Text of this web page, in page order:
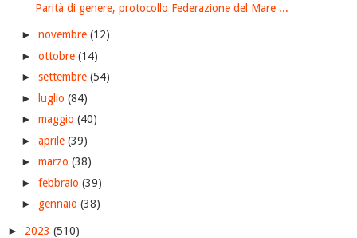
Parità di genere, protocollo Federazione del Mare ...
► novembre (12)
► ottobre (14)
► settembre (54)
► luglio (84)
► maggio (40)
► aprile (39)
► marzo (38)
► febbraio (39)
► gennaio (38)
► 2023 (510)